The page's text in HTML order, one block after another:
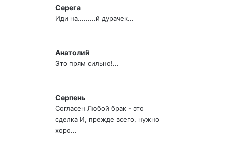
Серега
Иди на.........й дурачек...
Анатолий
Это прям сильно!...
Серпень
Согласен Любой брак - это
сделка И, прежде всего, нужно
хоро...